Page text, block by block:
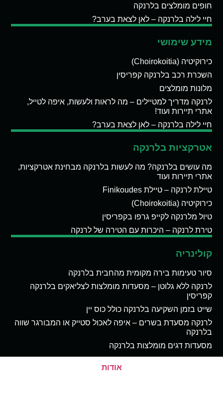
חופים מומלצים בלרנקה
חיי לילה בלרנקה – לאן לצאת בערב?
מידע שימושי
כירוקיטיה (Choirokoitia)
השכרת רכב בלרנקה קפריסין
מלונות מומלצים
לרנקה מדריך למטיילים – מה לראות ולעשות, איפה לטייל,
אתרי תיירות ועוד!
חיי לילה בלרנקה – לאן לצאת בערב?
אטרקציות בלרנקה
מה עושים בלרנקה? מה לעשות בלרנקה מבחינת אטרקציות,
אתרי תיירות ועוד
טיילת לרנקה – טיילת Finikoudes
כירוקיטיה (Choirokoitia)
טיול מלרנקה לקייפ גרפו בקפריסין
טירת לרנקה – היכרות עם הטירה של לרנקה
קולינריה
סיור טעימות בירה מקומית מהחבית בלרנקה
לרנקה ללא גלוטן – מסעדות מומלצות לצליאקים בלרנקה
קפריסין
שייט בזמן השקיעה בלרנקה כולל כוס יין
לרנקה מסעדת בשרים – איפה לאכול סטייק או המבורגר שווה
בלרנקה
מסעדות דגים מומלצות בלרנקה
אודות